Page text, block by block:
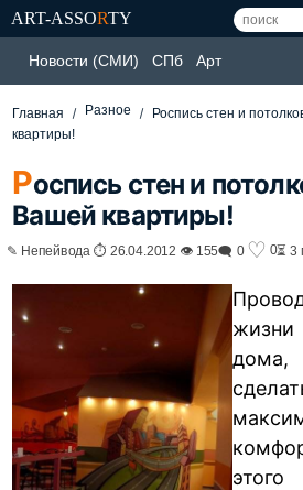
ART-ASSORTY
Новости (СМИ) СПб Арт
Главная Разное
Роспись стен и
квартиры!
Роспись стен и
Вашей квартиры!
✎ Непейвода ⏱ 26.04.2012 👁 155🗨 0 ♡ 0⏳ 3
жизни
дома,